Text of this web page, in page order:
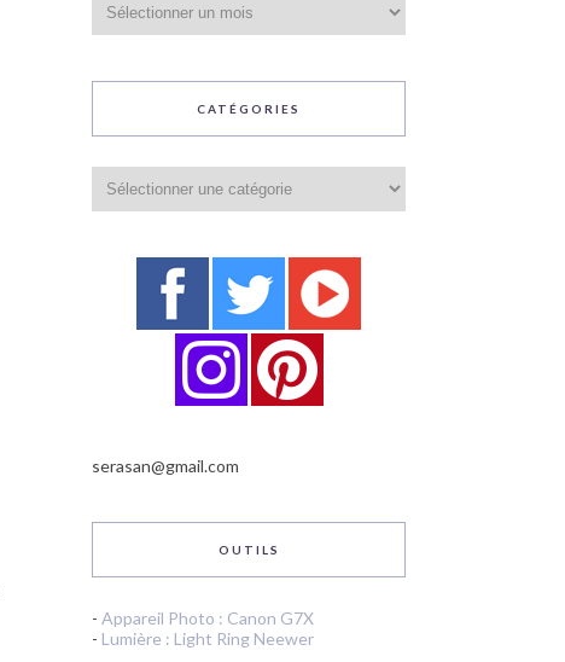
CATÉGORIES
serasan@gmail.com
OUTILS
- Appareil Photo : Canon G7X
- Lumière : Light Ring Neewer